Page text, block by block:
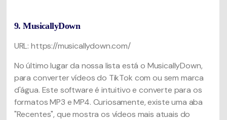
9. MusicallyDown
URL: https://musicallydown.com/
No último lugar da nossa lista está o MusicallyDown,
para converter vídeos do TikTok com ou sem marca
d'água. Este software é intuitivo e converte para os
formatos MP3 e MP4. Curiosamente, existe uma aba
"Recentes", que mostra os vídeos mais atuais do